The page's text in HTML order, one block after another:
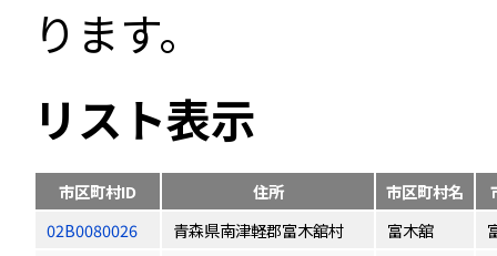
ります。
リスト表示
市区町村ID 住所 市区町村名
02B0080026
青森県南津軽郡富木舘村 富木舘